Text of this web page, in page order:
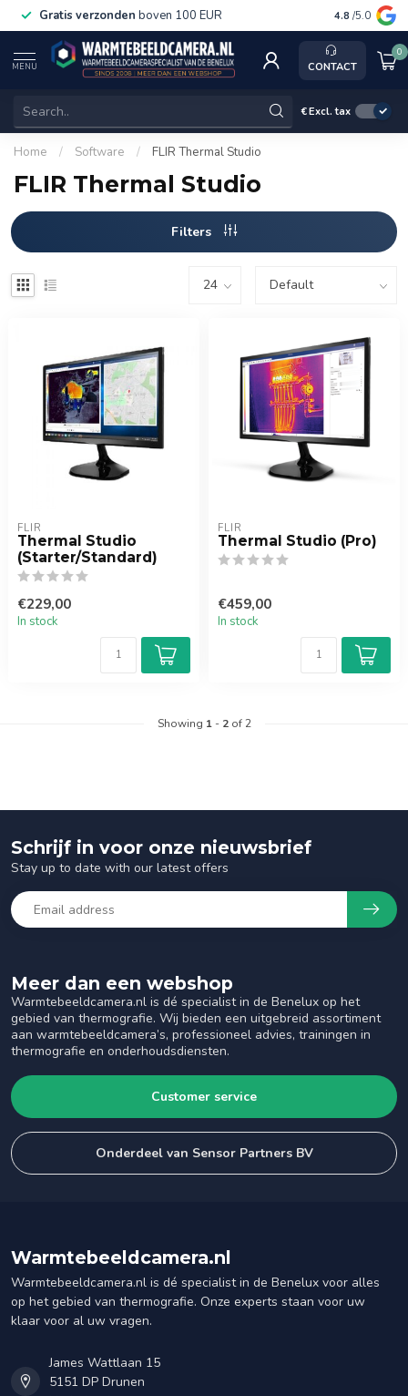
Gratis verzonden boven 100 EUR Service,
4.8 /5.0
MENU CONTACT
0
€Excl. tax
Home / Software / FLIR Thermal Studio
FLIR Thermal Studio
Filters
FLIR
Thermal Studio
(Starter/Standard)
€229,00
In stock
FLIR
Thermal Studio (Pro)
€459,00
In stock
Showing 1- 2of 2
Meer dan een webshop
Warmtebeeldcamera.nl is dé specialist in de Benelux op het
gebied van thermografie. Wij bieden een uitgebreid assortiment
aan warmtebeeldcamera’s, professioneel advies, trainingen in
thermografie en onderhoudsdiensten.
Customer service
Onderdeel van Sensor Partners BV
Schrijf in voor onze nieuwsbrief
Stay up to date with our latest offers
Warmtebeeldcamera.nl
Warmtebeeldcamera.nl is dé specialist in de Benelux voor alles
op het gebied van thermografie. Onze experts staan voor uw
klaar voor al uw vragen.
James Wattlaan 15
5151 DP Drunen